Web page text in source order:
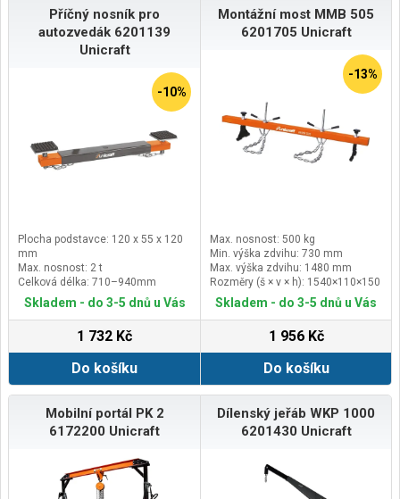
Příčný nosník pro
autozvedák 6201139
Unicraft
-10%
Plocha podstavce: 120 x 55 x 120
mm
Max. nosnost: 2 t
Celková délka: 710–940mm
Rozměry (š × v × h): 710×140×125
mm
Skladem - do 3-5 dnů u Vás
1 732 Kč
Do košíku
Montážní most MMB 505
6201705 Unicraft
-13%
Max. nosnost: 500 kg
Min. výška zdvihu: 730 mm
Max. výška zdvihu: 1480 mm
Rozměry (š × v × h): 1540×110×150
mm
Skladem - do 3-5 dnů u Vás
1 956 Kč
Do košíku
Mobilní portál PK 2
6172200 Unicraft
Dílenský jeřáb WKP 1000
6201430 Unicraft